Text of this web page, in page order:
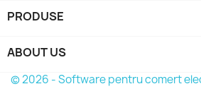
PRODUSE
ABOUT US
© 2026 - Software pentru comert